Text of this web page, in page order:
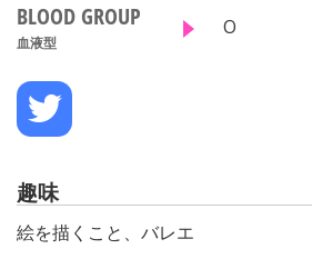
BLOOD GROUP
血液型
O
趣味
絵を描くこと、バレエ